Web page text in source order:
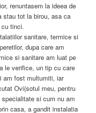
renuntasem la ideea de
stau tot la birou, asa ca
tinci.
sanitare, termice si
dupa care am
si sanitare am luat pe
le verifice, un tip cu care
am fost multumiti, iar
Ovi(sotul meu, pentru
si cum nu am
casa, a gandit instalatia